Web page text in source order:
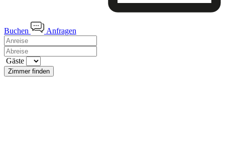
Buchen Anfragen
Gäste
Zimmer finden